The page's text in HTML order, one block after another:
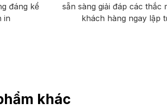
đáng kể
in
sẵn sàng giải đáp các thắc
khách hàng ngay lập
khác